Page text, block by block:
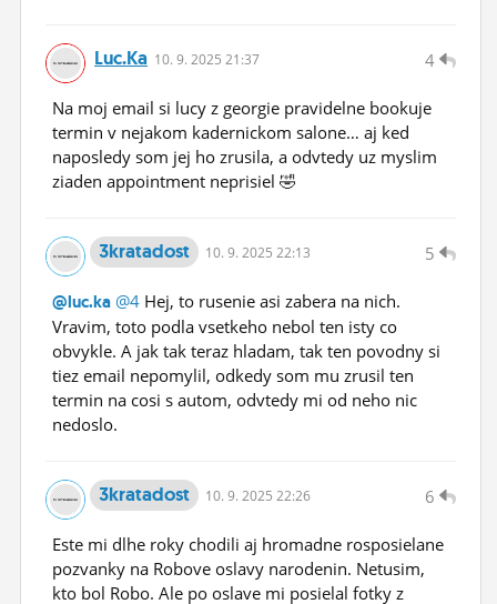
4
Luc.ka 10. 9. 2025 21:37
Na moj email si lucy z georgie pravidelne bookuje
termin v nejakom kadernickom salone… aj ked
naposledy som jej ho zrusila, a odvtedy uz myslim
ziaden appointment neprisiel 🤣
5
3kratadost 10. 9. 2025 22:13
@luc.ka @4 Hej, to rusenie asi zabera na nich.
Vravim, toto podla vsetkeho nebol ten isty co
obvykle. A jak tak teraz hladam, tak ten povodny si
tiez email nepomylil, odkedy som mu zrusil ten
termin na cosi s autom, odvtedy mi od neho nic
nedoslo.
6
3kratadost 10. 9. 2025 22:26
Este mi dlhe roky chodili aj hromadne rosposielane
pozvanky na Robove oslavy narodenin. Netusim,
kto bol Robo. Ale po oslave mi posielal fotky z